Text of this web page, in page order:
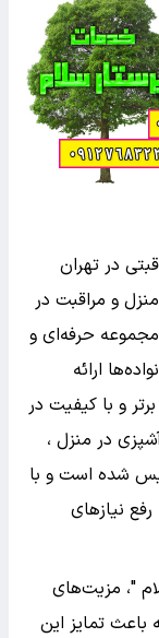
در تهران
و مراقبت در
حرفه‌ای و
ارائه
و با کیفیت در
در منزل ،
شده است و با
نیازهای
"، مزیت‌های
باعث تمایز این